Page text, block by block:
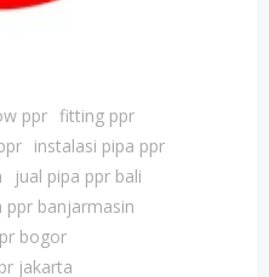
ppr fitting ppr
instalasi pipa ppr
jual pipa ppr bali
ppr banjarmasin
bogor
jakarta